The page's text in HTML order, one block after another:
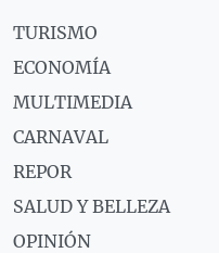
TURISMO
ECONOMÍA
MULTIMEDIA
CARNAVAL
REPOR
SALUD Y BELLEZA
OPINIÓN